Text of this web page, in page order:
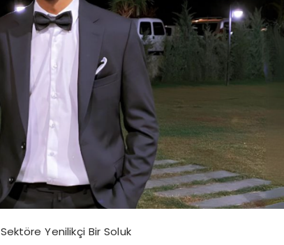
Sektöre Yenilikçi Bir Soluk